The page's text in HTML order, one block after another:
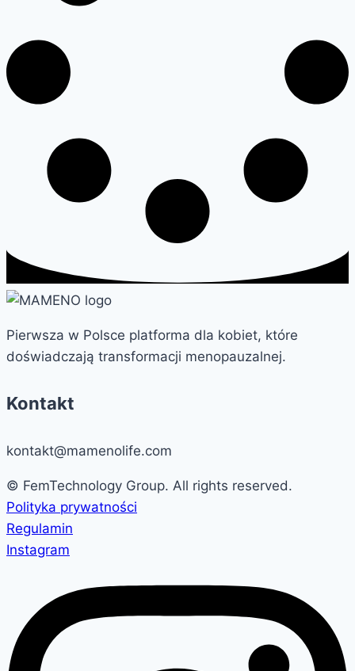
Pierwsza w Polsce platforma dla kobiet, które
doświadczają transformacji menopauzalnej.
Kontakt
kontakt@mamenolife.com
© FemTechnology Group. All rights reserved.
Polityka prywatności
Regulamin
Instagram